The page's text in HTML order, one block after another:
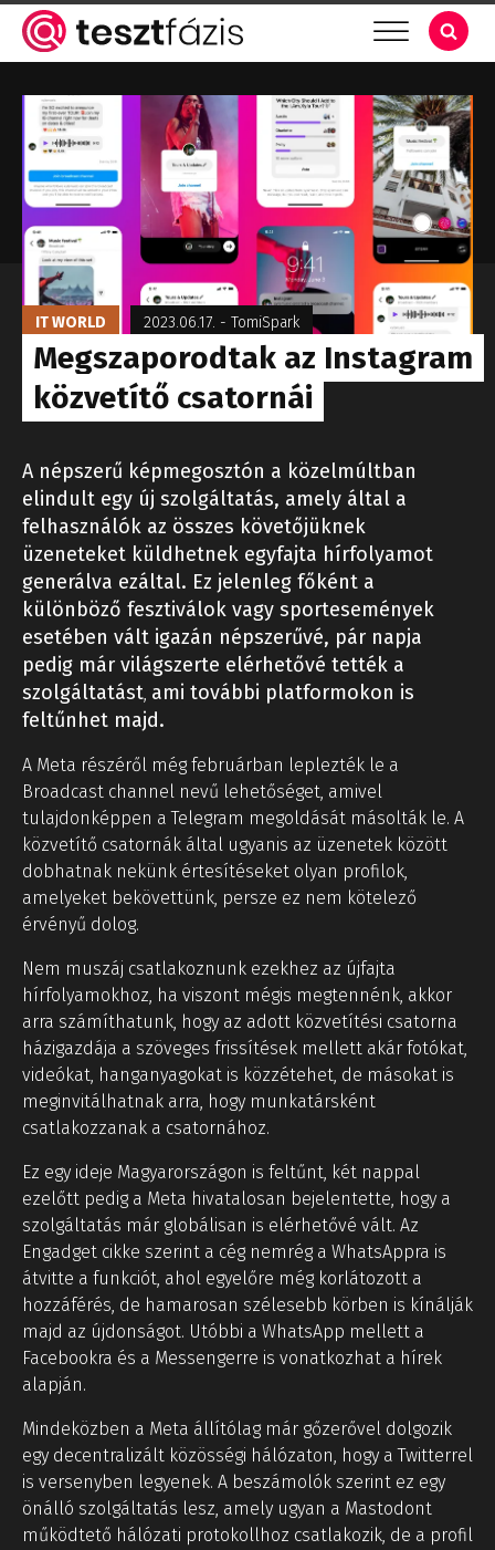
IT WORLD 2023.06.17. - TomiSpark
Megszaporodtak az Instagram
közvetítő csatornái
A népszerű képmegosztón a közelmúltban
elindult egy új szolgáltatás, amely által a
felhasználók az összes követőjüknek
üzeneteket küldhetnek egyfajta hírfolyamot
generálva ezáltal. Ez jelenleg főként a
különböző fesztiválok vagy sportesemények
esetében vált igazán népszerűvé, pár napja
pedig már világszerte elérhetővé tették a
szolgáltatást, ami további platformokon is
feltűnhet majd.
A Meta részéről még februárban leplezték le a
Broadcast channel nevű lehetőséget, amivel
tulajdonképpen a Telegram megoldását másolták le. A
közvetítő csatornák által ugyanis az üzenetek között
dobhatnak nekünk értesítéseket olyan profilok,
amelyeket bekövettünk, persze ez nem kötelező
érvényű dolog.
Nem muszáj csatlakoznunk ezekhez az újfajta
hírfolyamokhoz, ha viszont mégis megtennénk, akkor
arra számíthatunk, hogy az adott közvetítési csatorna
házigazdája a szöveges frissítések mellett akár fotókat,
videókat, hanganyagokat is közzétehet, de másokat is
meginvitálhatnak arra, hogy munkatársként
csatlakozzanak a csatornához.
Ez egy ideje Magyarországon is feltűnt, két nappal
ezelőtt pedig a Meta hivatalosan bejelentette, hogy a
szolgáltatás már globálisan is elérhetővé vált. Az
Engadget cikke szerint a cég nemrég a WhatsAppra is
átvitte a funkciót, ahol egyelőre még korlátozott a
hozzáférés, de hamarosan szélesebb körben is kínálják
majd az újdonságot. Utóbbi a WhatsApp mellett a
Facebookra és a Messengerre is vonatkozhat a hírek
alapján.
Mindeközben a Meta állítólag már gőzerővel dolgozik
egy decentralizált közösségi hálózaton, hogy a Twitterrel
is versenyben legyenek. A beszámolók szerint ez egy
önálló szolgáltatás lesz, amely ugyan a Mastodont
működtető hálózati protokollhoz csatlakozik, de a profil